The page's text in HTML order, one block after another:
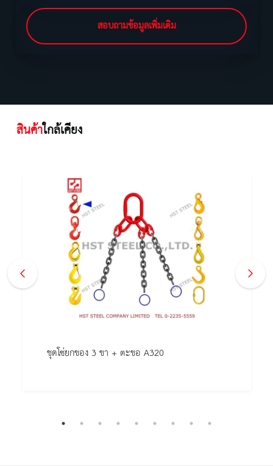
สอบถามข้อมูลเพิ่มเติม
สินค้าใกล้เคียง
ชุดโซ่ยกของ 3 ขา + ตะขอ A320